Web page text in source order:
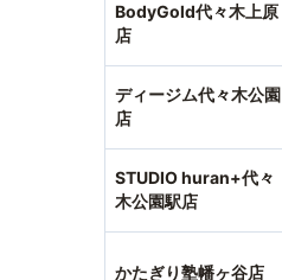
BodyGold代々木上原
店
ディージム代々木公園
店
STUDIO huran+代々
木公園駅店
かたぎり塾幡ヶ谷店